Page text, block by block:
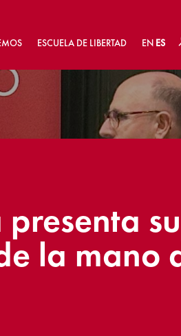
ESCUELA DE LIBERTAD EN ES
la mano